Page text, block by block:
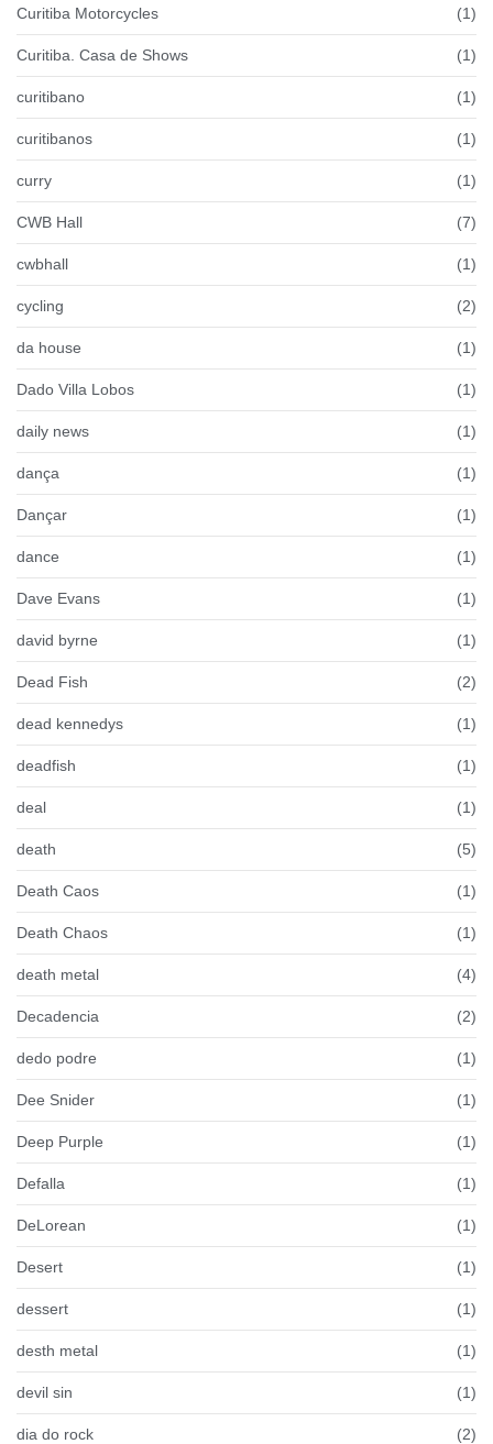
Curitiba Motorcycles (1)
Curitiba. Casa de Shows (1)
curitibano (1)
curitibanos (1)
curry (1)
CWB Hall (7)
cwbhall (1)
cycling (2)
da house (1)
Dado Villa Lobos (1)
daily news (1)
dança (1)
Dançar (1)
dance (1)
Dave Evans (1)
david byrne (1)
Dead Fish (2)
dead kennedys (1)
deadfish (1)
deal (1)
death (5)
Death Caos (1)
Death Chaos (1)
death metal (4)
Decadencia (2)
dedo podre (1)
Dee Snider (1)
Deep Purple (1)
Defalla (1)
DeLorean (1)
Desert (1)
dessert (1)
desth metal (1)
devil sin (1)
dia do rock (2)